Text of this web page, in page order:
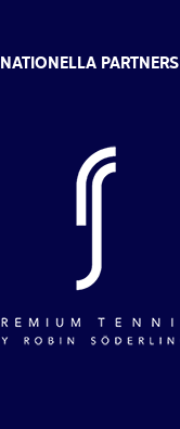
NATIONELLA PARTNERS